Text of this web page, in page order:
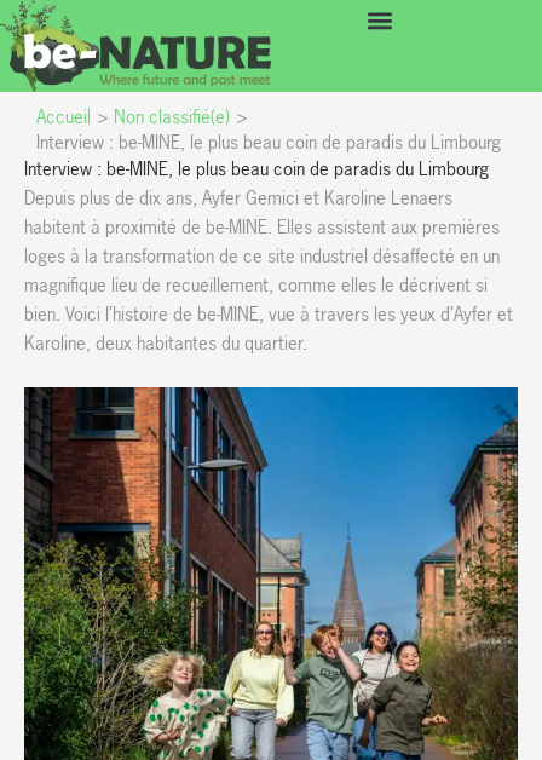
principal
Aller
au
contenu
Accueil
Non classifié(e)
Interview : be-MINE, le plus beau coin de paradis du Limbourg
Interview : be-MINE, le plus beau coin de paradis du Limbourg
Depuis plus de dix ans, Ayfer Gemici et Karoline Lenaers
habitent à proximité de be-MINE. Elles assistent aux premières
loges à la transformation de ce site industriel désaffecté en un
magnifique lieu de recueillement, comme elles le décrivent si
bien. Voici l’histoire de be-MINE, vue à travers les yeux d’Ayfer et
Karoline, deux habitantes du quartier.